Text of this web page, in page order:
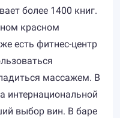
более 1400 книг.
красном
есть фитнес-центр
массажем. В
интернациональной
выбор вин. В баре